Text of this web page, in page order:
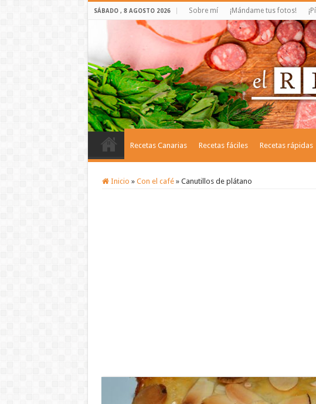
SÁBADO , 8 AGOSTO 2026 Sobre mí ¡Mándame tus fotos!
Recetas Canarias Recetas fáciles Recetas rápidas
Inicio » Con el café » Canutillos de plátano